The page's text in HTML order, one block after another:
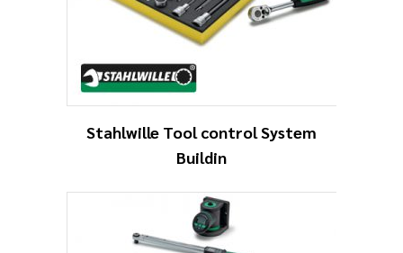
Stahlwille Tool control System
Buildin